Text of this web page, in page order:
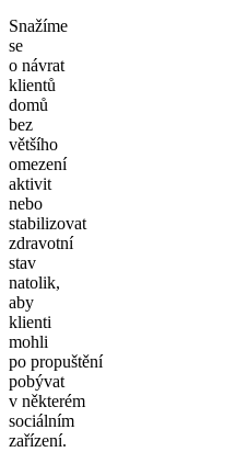
Snažíme
se
o návrat
klientů
domů
bez
většího
omezení
aktivit
nebo
stabilizovat
zdravotní
stav
natolik,
aby
klienti
mohli
po propuštění
pobývat
v některém
sociálním
zařízení.